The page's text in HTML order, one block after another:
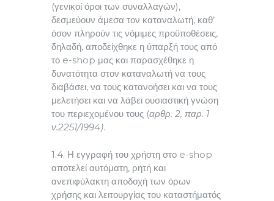
(γενικοί όροι των συναλλαγών),
δεσμεύουν άμεσα τον καταναλωτή, καθ’
όσον πληρούν τις νόμιμες προϋποθέσεις,
δηλαδή, αποδείχθηκε η ύπαρξή τους από
το e-shop μας και παρασχέθηκε η
δυνατότητα στον καταναλωτή να τους
διαβάσει, να τους κατανοήσει και να τους
μελετήσει και να λάβει ουσιαστική γνώση
του περιεχομένου τους (αρθρ. 2, παρ. 1
ν.2251/1994).
1.4. Η εγγραφή του χρήστη στο e-shop
αποτελεί αυτόματη, ρητή και
ανεπιφύλακτη αποδοχή των όρων
χρήσης και λειτουργίας του καταστήματός